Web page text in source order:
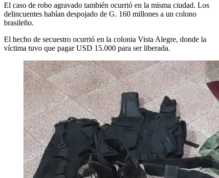
El caso de robo agravado también ocurrió en la misma ciudad. Los
delincuentes habían despojado de G. 160 millones a un colono
brasileño.
El hecho de secuestro ocurrió en la colonia Vista Alegre, donde la
víctima tuvo que pagar USD 15.000 para ser liberada.